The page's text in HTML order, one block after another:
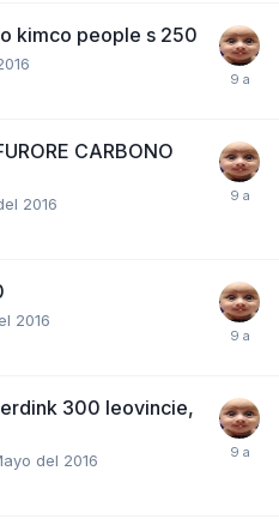
kimco people s 250
CARBONO
2016
2016
300 leovincie,
del 2016